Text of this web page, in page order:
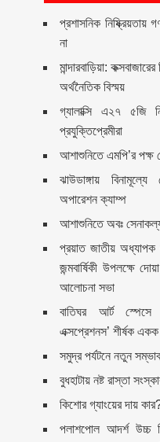
প্রশাসনিক নিষ্ক্রিয়তায়
না
মান্দারবাড়িয়া:
অর্থনৈতিক বিস্ময়
গ্যালাক্সি এ২৭ ৫জি
প্রযুক্তিপ্রেমীরা
আশাশুনিতে এমপি’র পক্ষ
ঝাউডাঙ্গায়
অপারেশন ক্যাম্প
আশাশুনিতে অবঃ
প্রয়াত জাতীয়
জন্মবার্ষিকী উপলক্ষে
আলোচনা সভা
বাতিঘর আর্ট স্পেসে
এক্সপ্রেশনস’ শীর্ষক
সমুদ্র পর্যটনে নতুন
বুধহাটায় নষ্ট রাস্তা
কিশোর গ্যাংয়ের দায়
পলাশপোল আদর্শ উচ্চ